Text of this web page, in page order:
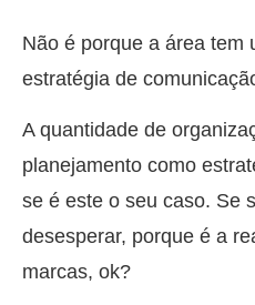
Não é porque a área tem
estratégia de
A quantidade de
planejamento como
se é este o seu caso. Se
desesperar, porque é a
marcas, ok?